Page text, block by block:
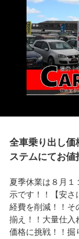
全車乗り出し価
ステムにてお値
夏季休業は８月１
示です！！【安さ
経費を削減！！そ
揃え！！大量仕入
価格に挑戦！！掘